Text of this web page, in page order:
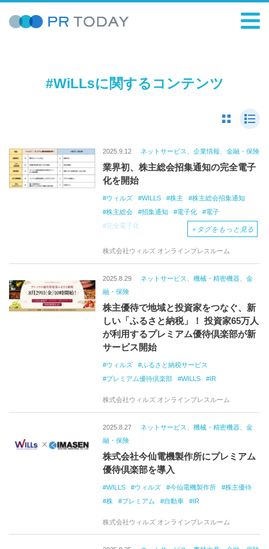
#WiLLsに関するコンテンツ
2025.9.12 ネットサービス、企業情報、金融・保険
業界初、株主総会招集通知の完全電子
化を開始
ウィルズ WILLS 株主
株主総会招集通知
株主総会
招集通知 電子化
電子
完全電子化
＋ タグをもっと見る
株式会社ウィルズ オンラインプレスルーム
2025.8.29
ネットサービス、機械・精密機器、金
融・保険
株主優待で地域と投資家をつなぐ、新
しい「ふるさと納税」！ 投資家65万人
が利用するプレミアム優待倶楽部が新
サービス開始
ウィルズ
ふるさと納税サービス
プレミアム優待倶楽部
WILLS IR
株式会社ウィルズ オンラインプレスルーム
2025.8.27
ネットサービス、機械・精密機器、金
融・保険
株式会社今仙電機製作所にプレミアム
優待倶楽部を導入
WILLS ウィルズ 今仙電機製作所
株主優待
株
プレミアム 自動車 IR
株式会社ウィルズ オンラインプレスルーム